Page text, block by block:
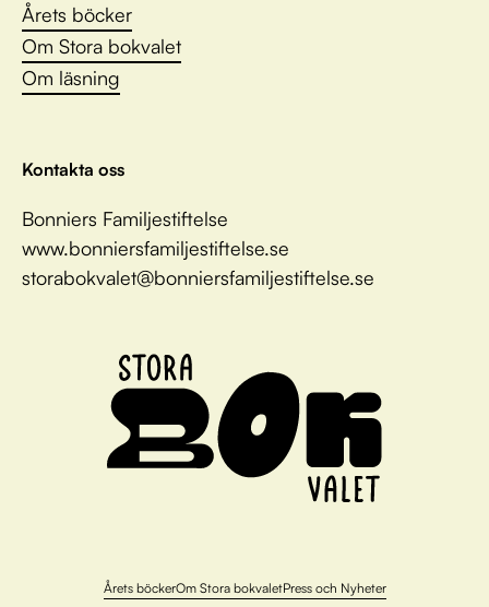
Årets böcker
Om Stora bokvalet
Om läsning
Kontakta oss
Bonniers Familjestiftelse
www.bonniersfamiljestiftelse.se
storabokvalet@bonniersfamiljestiftelse.se
Årets böckerOm Stora bokvaletPress och Nyheter